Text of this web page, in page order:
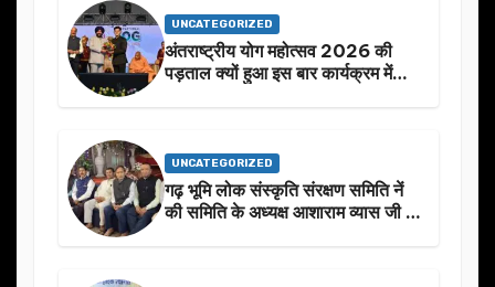
UNCATEGORIZED
अंतराष्ट्रीय योग महोत्सव 2026 की
पड़ताल क्यों हुआ इस बार कार्यक्रम में
UNCATEGORIZED
गढ़ भूमि लोक संस्कृति संरक्षण समिति नें
की समिति के अध्यक्ष आशाराम व्यास जी के